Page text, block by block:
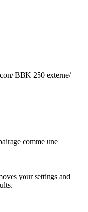
BBK 250 externe/
comme une
your settings and